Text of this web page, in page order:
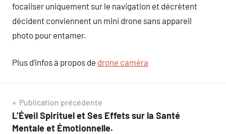
focaliser uniquement sur le navigation et décrètent
décident conviennent un mini drone sans appareil
photo pour entamer.
Plus d’infos à propos de drone caméra
Navigation
de
Publication précédente
L’Éveil Spirituel et Ses Effets sur la Santé
Mentale et Émotionnelle.